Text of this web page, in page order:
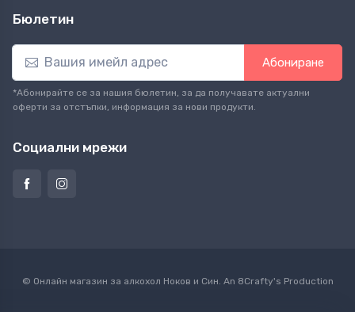
Бюлетин
Абониране
*Абонирайте се за нашия бюлетин, за да получавате актуални
оферти за отстъпки, информация за нови продукти.
Социални мрежи
© Онлайн магазин за алкохол Ноков и Син. An 8Crafty's Production